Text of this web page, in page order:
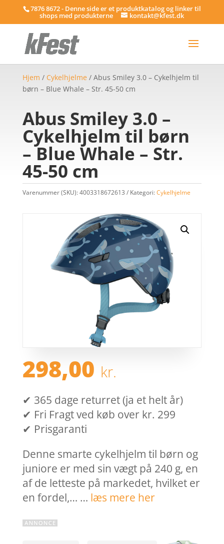
7876 8672 - Denne side er et produktkatalog og linker til
shops med produkterne kontakt@kfest.dk
Hjem / Cykelhjelme/ Abus Smiley 3.0 – Cykelhjelm til
børn – Blue Whale – Str. 45-50 cm
Abus Smiley 3.0 –
Cykelhjelm til børn
– Blue Whale – Str.
45-50 cm
Varenummer (SKU):4003318672613 Kategori:Cykelhjelme
298,00 kr.
✔ 365 dage returret (ja et helt år)
✔ Fri Fragt ved køb over kr. 299
✔ Prisgaranti
Denne smarte cykelhjelm til børn og
juniore er med sin vægt på 240 g, en
af de letteste på markedet, hvilket er
en fordel,… … læs mere her